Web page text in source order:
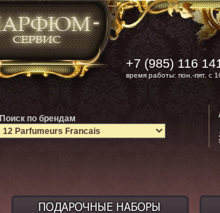
+7 (985) 116
время работы: пон.-пят. с
Поиск по брендам